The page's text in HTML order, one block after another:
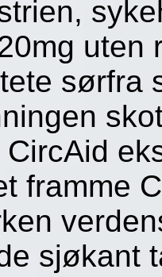
uten
sørfra
framme
sjøkant